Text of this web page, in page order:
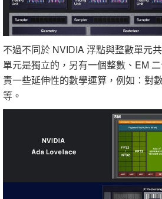
不過不同於 NVIDIA 浮點與整數單元
單元是獨立的，另有一個整數、EM
責一些延伸性的數學運算，例如：對
等。